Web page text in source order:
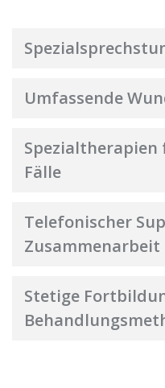
Umfassende
Fälle
Telefonischer
Zusammenarbeit
Stetige